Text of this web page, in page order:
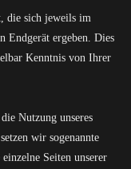
die sich jeweils im
Endgerät ergeben. Dies
Kenntnis von Ihrer
Nutzung unseres
wir sogenannte
Seiten unserer